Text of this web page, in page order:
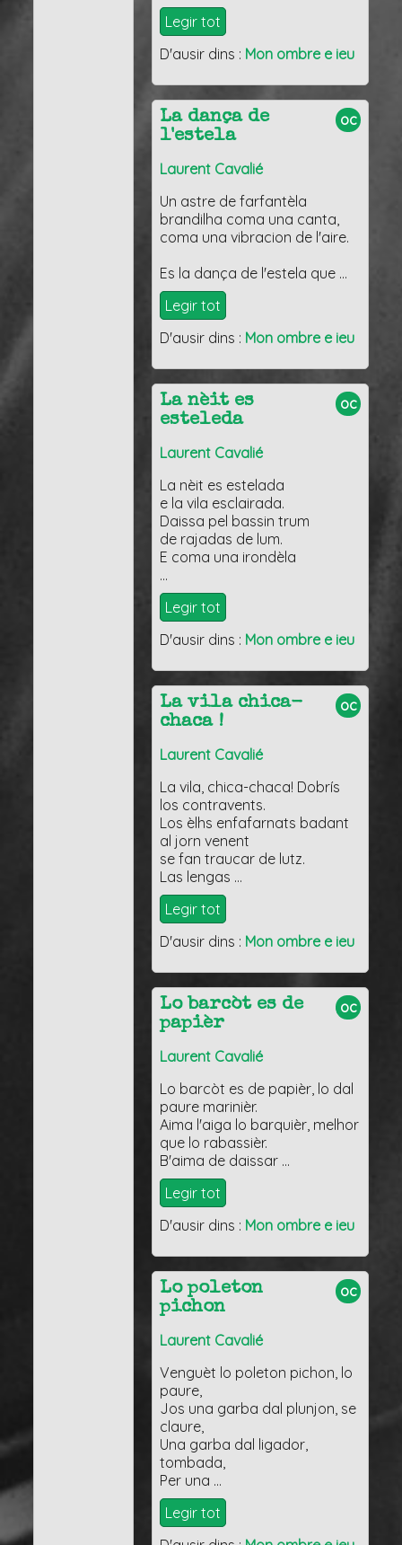
Legir tot
D'ausir dins : Mon ombre e ieu
oc
La dança de
l'estela
Laurent Cavalié
Un astre de farfantèla
brandilha coma una canta,
coma una vibracion de l'aire.
Es la dança de l'estela que …
Legir tot
D'ausir dins : Mon ombre e ieu
oc
La nèit es
esteleda
Laurent Cavalié
La nèit es estelada
e la vila esclairada.
Daissa pel bassin trum
de rajadas de lum.
E coma una irondèla
…
Legir tot
D'ausir dins : Mon ombre e ieu
oc
La vila chica-
chaca !
Laurent Cavalié
La vila, chica-chaca! Dobrís
los contravents.
Los èlhs enfafarnats badant
al jorn venent
se fan traucar de lutz.
Las lengas …
Legir tot
D'ausir dins : Mon ombre e ieu
oc
Lo barcòt es de
papièr
Laurent Cavalié
Lo barcòt es de papièr, lo dal
paure marinièr.
Aima l'aiga lo barquièr, melhor
que lo rabassièr.
B'aima de daissar …
Legir tot
D'ausir dins : Mon ombre e ieu
oc
Lo poleton
pichon
Laurent Cavalié
Venguèt lo poleton pichon, lo
paure,
Jos una garba dal plunjon, se
claure,
Una garba dal ligador,
tombada,
Per una …
Legir tot